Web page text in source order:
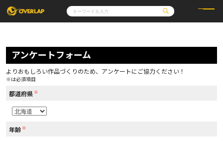
コミック
コミックガルド
コミッククリエ
LiQulle
ラブパルフェ
ライトノベル
ロサージュノベルス
その他
コミックエッセイ
通販・NEWS
OVERLAP STORE
アクセス
オーバーラップホールディングス
アンケートフォーム
よりおもしろい作品づくりのため、アンケートにご協力ください！
※は必須項目
都道府県 ※
年齢 ※